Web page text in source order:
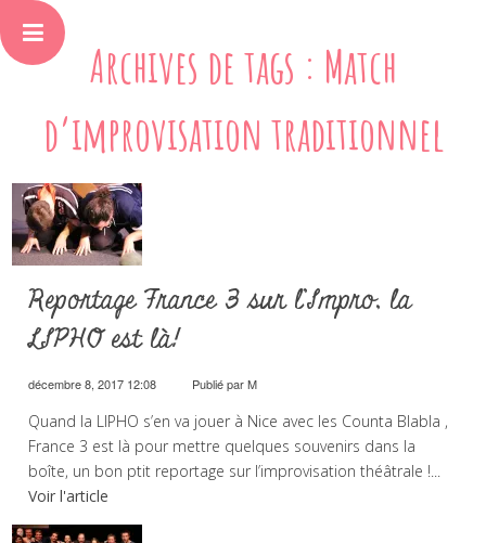
Archives de tags : Match
d’improvisation traditionnel
Reportage France 3 sur l’Impro, la
LIPHO est là!
décembre 8, 2017 12:08 Publié parM
Quand la LIPHO s’en va jouer à Nice avec les Counta Blabla ,
France 3 est là pour mettre quelques souvenirs dans la
boîte, un bon ptit reportage sur l’improvisation théâtrale !...
Voir l'article